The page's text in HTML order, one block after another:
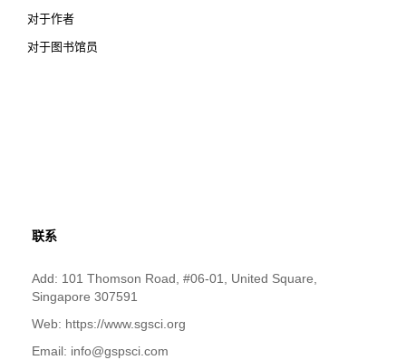
对于作者
对于图书馆员
联系
Add: 101 Thomson Road, #06-01, United Square,
Singapore 307591
Web: https://www.sgsci.org
Email: info@gspsci.com